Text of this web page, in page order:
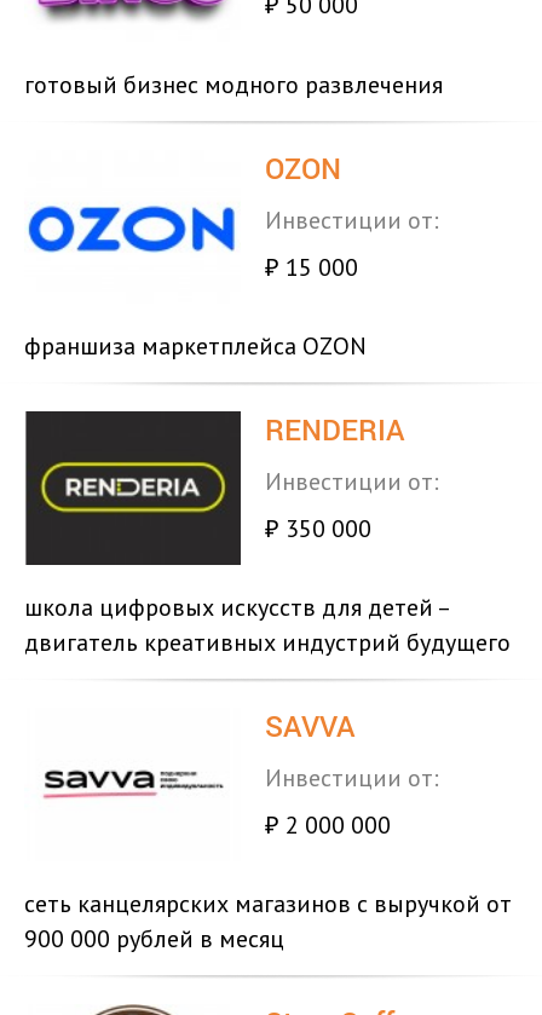
₽
готовый бизнес модного развлечения
OZON
Инвестиции от:
₽ 15 000
франшиза маркетплейса OZON
RENDERIA
Инвестиции от:
₽ 350 000
школа цифровых искусств для детей –
двигатель креативных индустрий будущего
SAVVA
Инвестиции от:
₽ 2 000 000
сеть канцелярских магазинов с выручкой от
900 000 рублей в месяц